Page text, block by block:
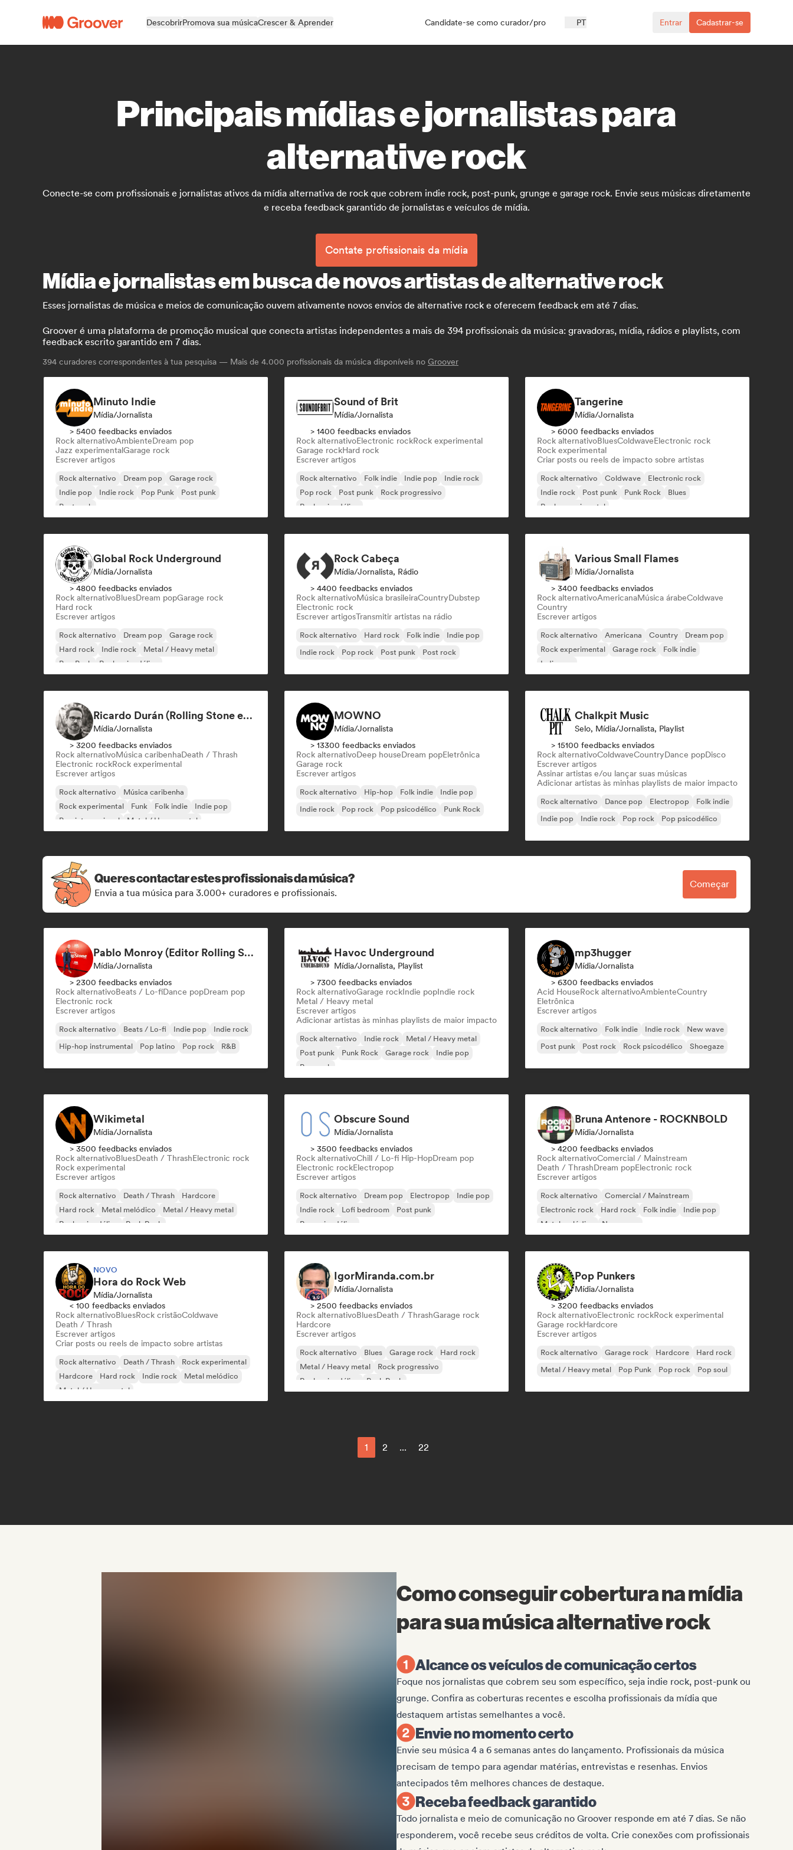
DescobrirPromova sua músicaCrescer & Aprender Candidate-se como curador/pro PT Entrar Cadastrar-se
Principais mídias e jornalistas para
alternative rock
Conecte-se com profissionais e jornalistas ativos da mídia alternativa de rock que cobrem indie rock, post-punk, grunge e garage rock. Envie seus músicas diretamente
e receba feedback garantido de jornalistas e veículos de mídia.
Contate profissionais da mídia
Mídia e jornalistas em busca de novos artistas de alternative rock
Esses jornalistas de música e meios de comunicação ouvem ativamente novos envios de alternative rock e oferecem feedback em até 7 dias.
Groover é uma plataforma de promoção musical que conecta artistas independentes a mais de 394 profissionais da música: gravadoras, mídia, rádios e playlists, com
feedback escrito garantido em 7 dias.
394 curadores correspondentes à tua pesquisa — Mais de 4.000 profissionais da música disponíveis no Groover
Minuto Indie
Mídia/Jornalista
> 5400 feedbacks enviados
Rock alternativoAmbienteDream pop
Jazz experimentalGarage rock
Escrever artigos
Rock alternativo Dream pop
Garage rock
Indie pop
Indie rock Pop Punk
Post punk
Post rock
Sound of Brit
Mídia/Jornalista
> 1400 feedbacks enviados
Rock alternativoElectronic rockRock experimental
Garage rockHard rock
Escrever artigos
Rock alternativo Folk indie Indie pop
Indie rock
Pop rock
Post punk
Rock progressivo
Rock psicodélico
Tangerine
Mídia/Jornalista
> 6000 feedbacks enviados
Rock alternativoBluesColdwaveElectronic rock
Rock experimental
Criar posts ou reels de impacto sobre artistas
Rock alternativo Coldwave
Electronic rock
Indie rock
Post punk Punk Rock
Blues
Rock experimental
Global Rock Underground
Mídia/Jornalista
> 4800 feedbacks enviados
Rock alternativoBluesDream popGarage rock
Hard rock
Escrever artigos
Rock alternativo Dream pop
Garage rock
Hard rock
Indie rock
Metal / Heavy metal
Pop Punk
Rock psicodélico
Rock Cabeça
Mídia/Jornalista, Rádio
> 4400 feedbacks enviados
Rock alternativoMúsica brasileiraCountryDubstep
Electronic rock
Escrever artigosTransmitir artistas na rádio
Rock alternativo Hard rock Folk indie
Indie pop
Indie rock
Pop rock Post punk Post rock
Various Small Flames
Mídia/Jornalista
> 3400 feedbacks enviados
Rock alternativoAmericanaMúsica árabeColdwave
Country
Escrever artigos
Rock alternativo Americana Country
Dream pop
Rock experimental
Garage rock
Folk indie
Indie pop
Ricardo Durán (Rolling Stone en Español-Editor-in-chief)
Mídia/Jornalista
> 3200 feedbacks enviados
Rock alternativoMúsica caribenhaDeath / Thrash
Electronic rockRock experimental
Escrever artigos
Rock alternativo
Música caribenha
Rock experimental
Funk Folk indie
Indie pop
Pop internacional
Metal / Heavy metal
MOWNO
Mídia/Jornalista
> 13300 feedbacks enviados
Rock alternativoDeep houseDream popEletrônica
Garage rock
Escrever artigos
Rock alternativo Hip-hop Folk indie
Indie pop
Indie rock
Pop rock Pop psicodélico Punk Rock
Chalkpit Music
Selo, Mídia/Jornalista, Playlist
> 15100 feedbacks enviados
Rock alternativoColdwaveCountryDance popDisco
Escrever artigos
Assinar artistas e/ou lançar suas músicas
Adicionar artistas às minhas playlists de maior impacto
Rock alternativo Dance pop Electropop
Folk indie
Indie pop
Indie rock Pop rock Pop psicodélico
Queres contactar estes profissionais da música?
Envia a tua música para 3.000+ curadores e profissionais.
Começar
Pablo Monroy (Editor Rolling Stone México)
Mídia/Jornalista
> 2300 feedbacks enviados
Rock alternativoBeats / Lo-fiDance popDream pop
Electronic rock
Escrever artigos
Rock alternativo Beats / Lo-fi Indie pop
Indie rock
Hip-hop instrumental
Pop latino Pop rock R&B
Havoc Underground
Mídia/Jornalista, Playlist
> 7300 feedbacks enviados
Rock alternativoGarage rockIndie popIndie rock
Metal / Heavy metal
Escrever artigos
Adicionar artistas às minhas playlists de maior impacto
Rock alternativo Indie rock
Metal / Heavy metal
Post punk
Punk Rock Garage rock
Indie pop
Pop rock
mp3hugger
Mídia/Jornalista
> 6300 feedbacks enviados
Acid HouseRock alternativoAmbienteCountry
Eletrônica
Escrever artigos
Rock alternativo Folk indie Indie rock
New wave
Post punk
Post rock Rock psicodélico Shoegaze
Wikimetal
Mídia/Jornalista
> 3500 feedbacks enviados
Rock alternativoBluesDeath / ThrashElectronic rock
Rock experimental
Escrever artigos
Rock alternativo Death / Thrash
Hardcore
Hard rock
Metal melódico
Metal / Heavy metal
Rock psicodélico
Punk Rock
Obscure Sound
Mídia/Jornalista
> 3500 feedbacks enviados
Rock alternativoChill / Lo-fi Hip-HopDream pop
Electronic rockElectropop
Escrever artigos
Rock alternativo Dream pop Electropop
Indie pop
Indie rock
Lofi bedroom
Post punk
Pop psicodélico
Bruna Antenore - ROCKNBOLD
Mídia/Jornalista
> 4200 feedbacks enviados
Rock alternativoComercial / Mainstream
Death / ThrashDream popElectronic rock
Escrever artigos
Rock alternativo
Comercial / Mainstream
Electronic rock
Hard rock Folk indie
Indie pop
Metal melódico
New wave
NOVO
Hora do Rock Web
Mídia/Jornalista
< 100 feedbacks enviados
Rock alternativoBluesRock cristãoColdwave
Death / Thrash
Escrever artigos
Criar posts ou reels de impacto sobre artistas
Rock alternativo Death / Thrash
Rock experimental
Hardcore
Hard rock Indie rock
Metal melódico
Metal / Heavy metal
IgorMiranda.com.br
Mídia/Jornalista
> 2500 feedbacks enviados
Rock alternativoBluesDeath / ThrashGarage rock
Hardcore
Escrever artigos
Rock alternativo Blues Garage rock
Hard rock
Metal / Heavy metal
Rock progressivo
Rock psicodélico
Punk Rock
Pop Punkers
Mídia/Jornalista
> 3200 feedbacks enviados
Rock alternativoElectronic rockRock experimental
Garage rockHardcore
Escrever artigos
Rock alternativo Garage rock Hardcore
Hard rock
Metal / Heavy metal
Pop Punk Pop rock Pop soul
1 2 ... 22
Como conseguir cobertura na mídia
para sua música alternative rock
Alcance os veículos de comunicação certos
Foque nos jornalistas que cobrem seu som específico, seja indie rock, post-punk ou
grunge. Confira as coberturas recentes e escolha profissionais da mídia que
destaquem artistas semelhantes a você.
Envie no momento certo
Envie seu música 4 a 6 semanas antes do lançamento. Profissionais da música
precisam de tempo para agendar matérias, entrevistas e resenhas. Envios
antecipados têm melhores chances de destaque.
Receba feedback garantido
Todo jornalista e meio de comunicação no Groover responde em até 7 dias. Se não
responderem, você recebe seus créditos de volta. Crie conexões com profissionais